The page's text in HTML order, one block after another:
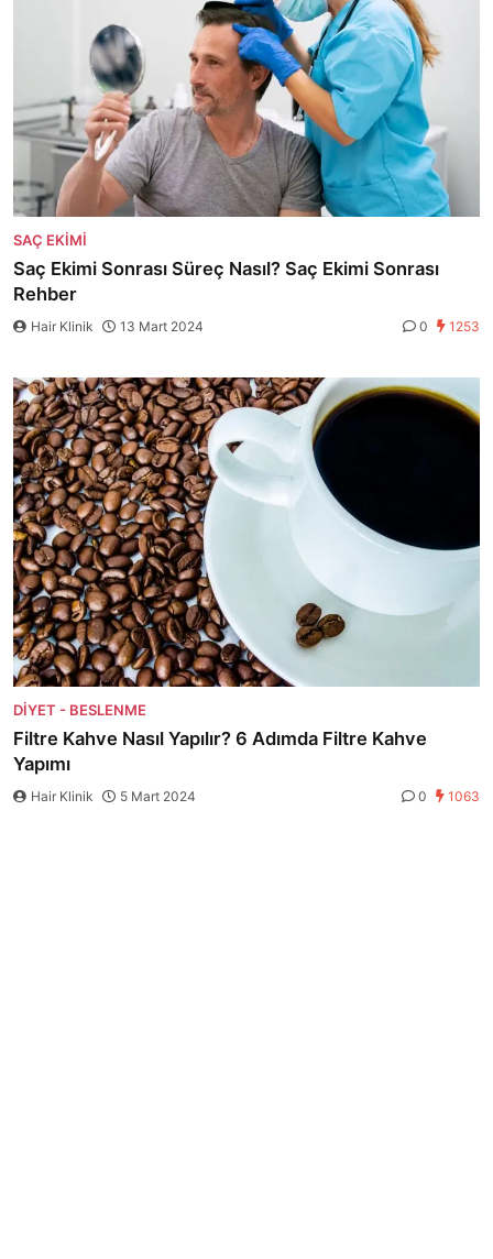
SAÇ EKIMI
Saç Ekimi Sonrası Süreç Nasıl? Saç Ekimi Sonrası
Rehber
Hair Klinik 13 Mart 2024 0 1253
DIYET - BESLENME
Filtre Kahve Nasıl Yapılır? 6 Adımda Filtre Kahve
Yapımı
Hair Klinik 5 Mart 2024 0 1063